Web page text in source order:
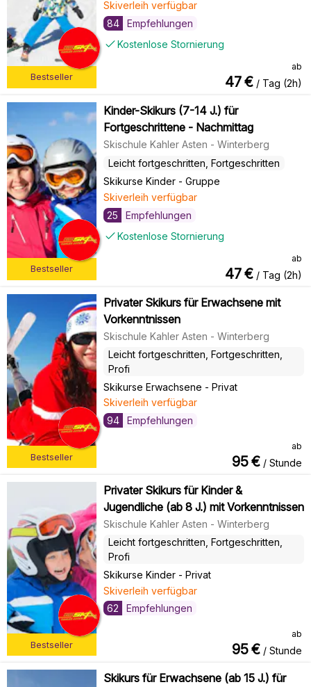
Bestseller
Skiverleih verfügbar
84
Empfehlungen
Kostenlose Stornierung
ab
47€ / Tag (2h)
Bestseller
Kinder-Skikurs (7-14 J.) für
Fortgeschrittene - Nachmittag
Skischule Kahler Asten - Winterberg
Leicht fortgeschritten, Fortgeschritten
Skikurse Kinder - Gruppe
Skiverleih verfügbar
25
Empfehlungen
Kostenlose Stornierung
ab
47€ / Tag (2h)
Bestseller
Privater Skikurs für Erwachsene mit
Vorkenntnissen
Skischule Kahler Asten - Winterberg
Leicht fortgeschritten, Fortgeschritten,
Profi
Skikurse Erwachsene - Privat
Skiverleih verfügbar
94
Empfehlungen
ab
95€ / Stunde
Bestseller
Privater Skikurs für Kinder &
Jugendliche (ab 8 J.) mit Vorkenntnissen
Skischule Kahler Asten - Winterberg
Leicht fortgeschritten, Fortgeschritten,
Profi
Skikurse Kinder - Privat
Skiverleih verfügbar
62
Empfehlungen
ab
95€ / Stunde
Skikurs für Erwachsene (ab 15 J.) für